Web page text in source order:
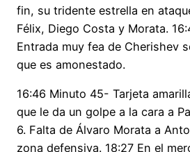
fin, su tridente estrella en
Félix, Diego Costa y Morata.
Entrada muy fea de Cherishev
que es amonestado.
16:46 Minuto 45- Tarjeta
que le da un golpe a la cara a
6. Falta de Álvaro Morata a
zona defensiva. 18:27 En el